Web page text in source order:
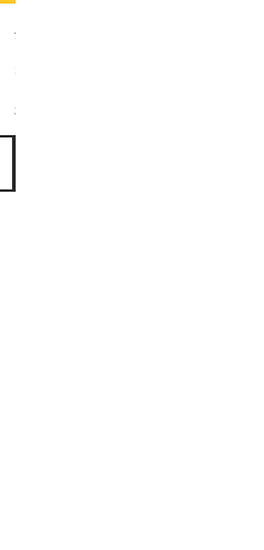
ชามเคลือบ Enamel Food grade ล
ภาษี รวม